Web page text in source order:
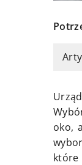
oko,
które